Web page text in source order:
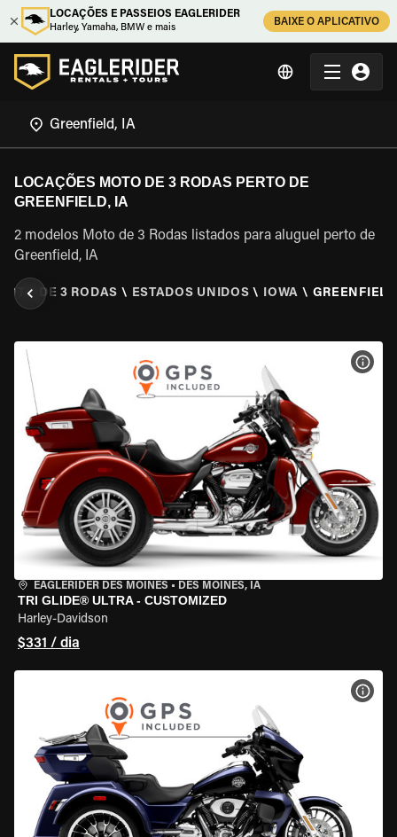
LOCAÇÕES E PASSEIOS EAGLERIDER
Harley, Yamaha, BMW e mais
BAIXE O APLICATIVO
LOCAÇÕES MOTO DE 3 RODAS PERTO DE
GREENFIELD, IA
2 modelos Moto de 3 Rodas listados para aluguel perto de
Greenfield, IA
DE 3 RODAS \ ESTADOS UNIDOS \ IOWA \
EAGLERIDER DES MOINES • DES MOINES, IA
TRI GLIDE® ULTRA - CUSTOMIZED
Harley-Davidson
$331 / dia
VER
VER